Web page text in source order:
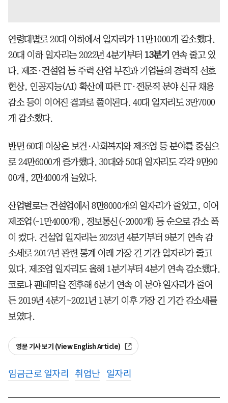
연령대별로 20대 이하에서 일자리가 11만1000개 감소했다.
20대 이하 일자리는 2022년 4분기부터 13분기 연속 줄고 있
다. 제조·건설업 등 주력 산업 부진과 기업들의 경력직 선호
현상, 인공지능(AI) 확산에 따른 IT·전문직 분야 신규 채용
감소 등이 이어진 결과로 풀이된다. 40대 일자리도 3만7000
개 감소했다.
반면 60대 이상은 보건·사회복지와 제조업 등 분야를 중심으
로 24만6000개 증가했다. 30대와 50대 일자리도 각각 9만90
00개, 2만4000개 늘었다.
산업별로는 건설업에서 8만8000개의 일자리가 줄었고, 이어
제조업(-1만4000개), 정보통신(-2000개) 등 순으로 감소 폭
이 컸다. 건설업 일자리는 2023년 4분기부터 9분기 연속 감
소세로 2017년 관련 통계 이래 가장 긴 기간 일자리가 줄고
있다. 제조업 일자리도 올해 1분기부터 4분기 연속 감소했다.
코로나 팬데믹을 전후해 6분기 연속 이 분야 일자리가 줄어
든 2019년 4분기~2021년 1분기 이후 가장 긴 기간 감소세를
보였다.
영문 기사 보기 (View English Article)
임금근로 일자리 취업난 일자리